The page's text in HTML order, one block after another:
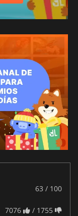
63 / 100
7076 / 1755